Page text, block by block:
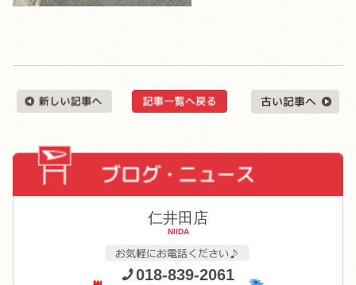
仁井田店
NIIDA
018-839-2061